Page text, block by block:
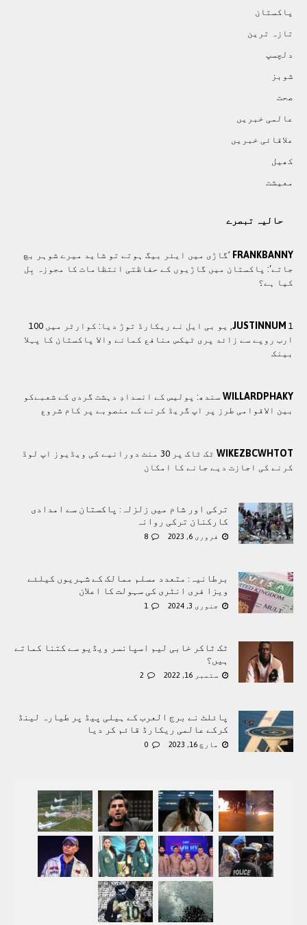
پاکستان
تازہ ترين
دلچسپ
شوبز
صحت
عالمی خبريں
علاقائی خبريں
کھيل
معيشت
حالیہ تبصرے
FRANKBANNY ’گاڑی میں ایئر بیگ ہوتے تو شاید میرے شوہر بچ
جاتے‘: پاکستان میں گاڑیوں کے حفاظتی انتظامات کا مجوزہ بِل
کیا ہے؟
JUSTINNUM
1, یو بی ایل نے ریکارڈ توڑ دیا: کوارٹر میں 100
ارب روپے سے زائد پری ٹیکس منافع کمانے والا پاکستان کا پہلا
بینک
WILLARDPHAKY سندھ: پوليس کے انسدادِ دہشت گردی کے شعبےکو
بین الاقوامی طرز پر اپ گریڈ کرنے کے منصوبے پر کام شروع
WIKEZBCWHTOT
ٹک ٹاک پر 30 منٹ دورانیے کی ویڈیوز اپ لوڈ
کرنے کی اجازت دیے جانے کا امکان
ترکی اور شام میں زلزلہ: پاکستان سے امدادی
کارکنان ترکی روانہ
فروری 6, 2023 8
برطانیہ: متعدد مسلم ممالک کے شہریوں کیلئے
ویزا فری انٹری کی سہولت کا اعلان
جنوری 3, 2024 1
ٹک ٹاکر خابی لیم اسپانسر ویڈیو سے کتنا کماتے
ہیں؟
ستمبر 16, 2022 2
پائلٹ نے برج العرب کے ہیلی پیڈ پر طیارہ لینڈ
کرکے عالمی ریکارڈ قائم کر دیا
مارچ 16, 2023 0